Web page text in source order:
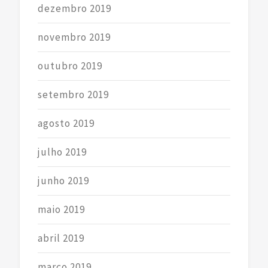
dezembro 2019
novembro 2019
outubro 2019
setembro 2019
agosto 2019
julho 2019
junho 2019
maio 2019
abril 2019